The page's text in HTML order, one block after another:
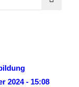
2024 - 15:08